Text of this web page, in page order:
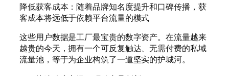
降低获客成本：随着品牌知名度提升和口碑传播，获
客成本将远低于依赖平台流量的模式
这些用户数据是工厂最宝贵的数字资产。在流量越来
越贵的今天，拥有一个可反复触达、无需付费的私域
流量池，等于为企业构筑了一道坚实的护城河。